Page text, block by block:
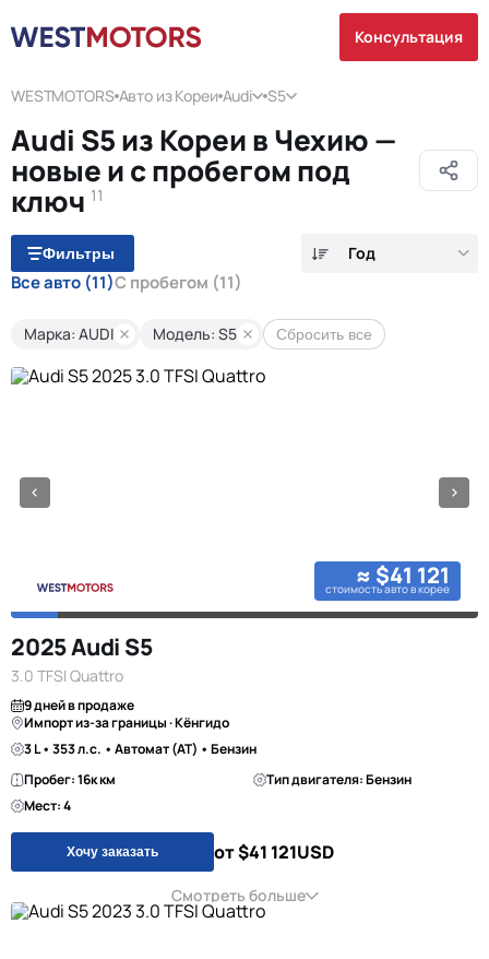
Консультация
WESTMOTORS Авто из Кореи Audi S5
Audi S5 из Кореи в Чехию —
новые и с пробегом под
ключ 11
Фильтры Год
Все авто (11)С пробегом (11)
Марка: AUDI Модель: S5 Сбросить все
≈ $41 121
стоимость авто в корее
2025 Audi S5
3.0 TFSI Quattro
9 дней в продаже
Импорт из-за границы · Кёнгидо
3 L • 353 л.с. • Автомат (AT) • Бензин
Пробег: 16к км
Тип двигателя: Бензин
Мест: 4
Хочу заказать от $41 121USD
Смотреть больше